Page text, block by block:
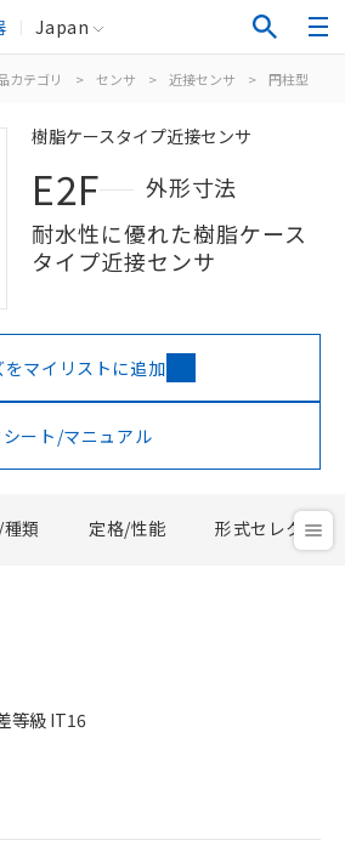
Japan
カテゴリ > センサ > 近接センサ > 円柱型
樹脂ケースタイプ近接センサ
E2F
外形寸法
耐水性に優れた樹脂ケース
タイプ近接センサ
をマイリストに追加
ート/マニュアル
類 定格/性能 形式セレクタ
等級 IT16